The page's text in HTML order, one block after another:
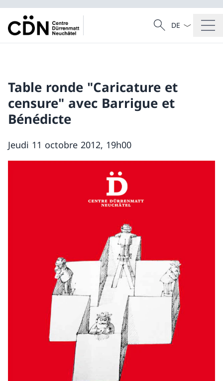
Recherche
Recherche
La langue
Table ronde "Caricature et
censure" avec Barrigue et
Bénédicte
Jeudi 11 octobre 2012, 19h00